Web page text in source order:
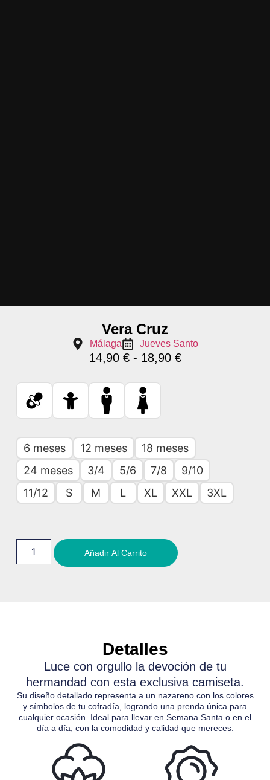
Vera Cruz
Málaga Jueves Santo
14,90 € - 18,90 €
6 meses 12 meses
18 meses
24 meses
3/4 5/6 7/8
9/10
11/12
S M L XL XXL 3XL
Añadir Al Carrito
Detalles
Luce con orgullo la devoción de tu
hermandad con esta exclusiva camiseta.
Su diseño detallado representa a un nazareno con los colores
y símbolos de tu cofradía, logrando una prenda única para
cualquier ocasión. Ideal para llevar en Semana Santa o en el
día a día, con la comodidad y calidad que mereces.